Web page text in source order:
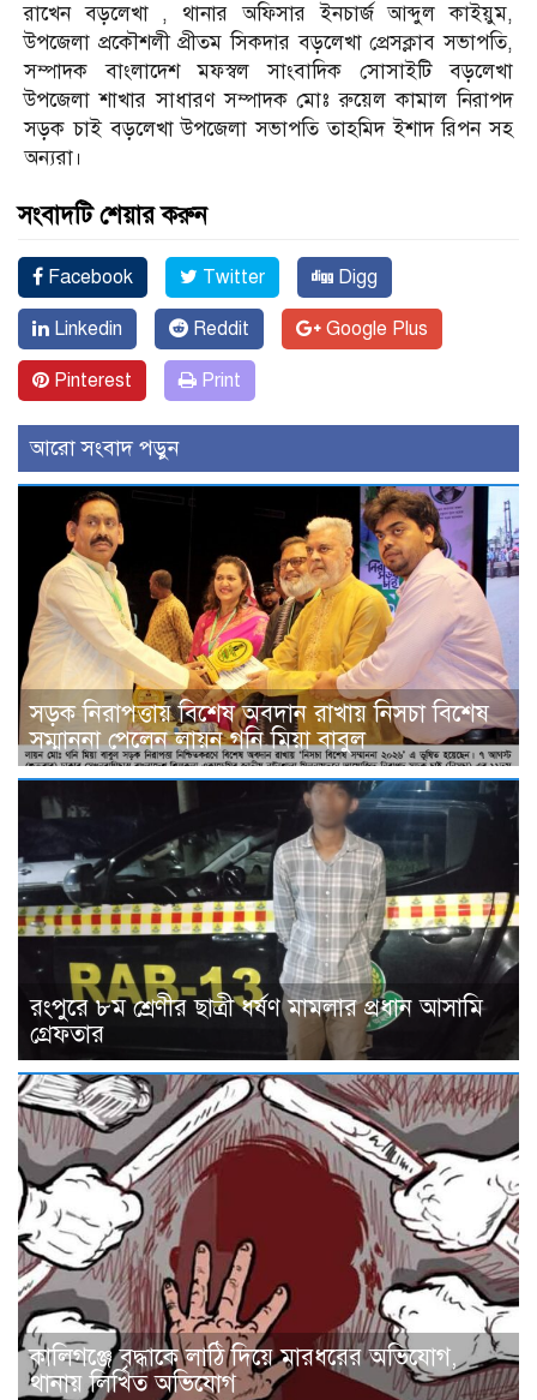
রাখেন বড়লেখা , থানার অফিসার ইনচার্জ আব্দুল কাইয়ুম,
উপজেলা প্রকৌশলী প্রীতম সিকদার বড়লেখা প্রেসক্লাব সভাপতি,
সম্পাদক বাংলাদেশ মফস্বল সাংবাদিক সোসাইটি বড়লেখা
উপজেলা শাখার সাধারণ সম্পাদক মোঃ রুয়েল কামাল নিরাপদ
সড়ক চাই বড়লেখা উপজেলা সভাপতি তাহমিদ ইশাদ রিপন সহ
অন্যরা।
সংবাদটি শেয়ার করুন
Facebook Twitter Digg
Linkedin Reddit Google Plus
Pinterest Print
আরো সংবাদ পড়ুন
সড়ক নিরাপত্তায় বিশেষ অবদান রাখায় নিসচা বিশেষ
সম্মাননা পেলেন লায়ন গনি মিয়া বাবুল
রংপুরে ৮ম শ্রেণীর ছাত্রী ধর্ষণ মামলার প্রধান আসামি
গ্রেফতার
কালিগঞ্জে বৃদ্ধাকে লাঠি দিয়ে মারধরের অভিযোগ,
থানায় লিখিত অভিযোগ